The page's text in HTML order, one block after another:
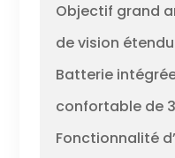
Objectif grand
de vision
Batterie
confortable de
Fonctionnalité